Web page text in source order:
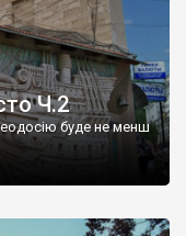
Ч.2
буде не менш